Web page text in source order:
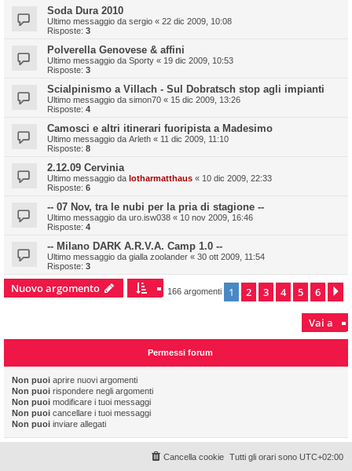
Soda Dura 2010
Ultimo messaggio da sergio « 22 dic 2009, 10:08
Risposte: 3
Polverella Genovese & affini
Ultimo messaggio da Sporty « 19 dic 2009, 10:53
Risposte: 3
Scialpinismo a Villach - Sul Dobratsch stop agli impianti
Ultimo messaggio da simon70 « 15 dic 2009, 13:26
Risposte: 4
Camosci e altri itinerari fuoripista a Madesimo
Ultimo messaggio da Arleth « 11 dic 2009, 11:10
Risposte: 8
2.12.09 Cervinia
Ultimo messaggio da lotharmatthaus « 10 dic 2009, 22:33
Risposte: 6
-- 07 Nov, tra le nubi per la pria di stagione --
Ultimo messaggio da uro.isw038 « 10 nov 2009, 16:46
Risposte: 4
-- Milano DARK A.R.V.A. Camp 1.0 --
Ultimo messaggio da gialla zoolander « 30 ott 2009, 11:54
Risposte: 3
Nuovo argomento 166 argomenti 1 2 3 4 5 6
Vai a
Permessi forum
Non puoi aprire nuovi argomenti
Non puoi rispondere negli argomenti
Non puoi modificare i tuoi messaggi
Non puoi cancellare i tuoi messaggi
Non puoi inviare allegati
Tutti gli orari sono UTC+02:00
Cancella cookie